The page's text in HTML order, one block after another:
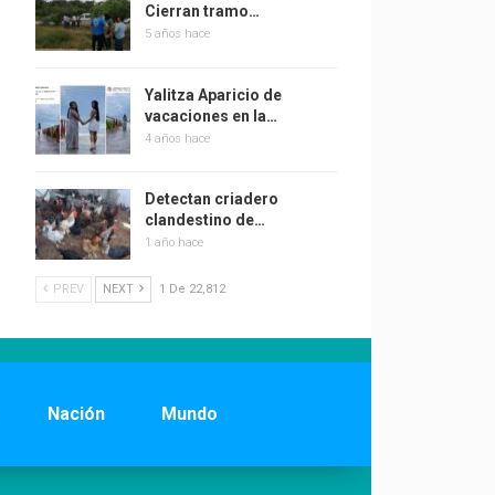
Cierran tramo…
5 años hace
Yalitza Aparicio de
vacaciones en la…
4 años hace
Detectan criadero
clandestino de…
1 año hace
PREV NEXT 1 De 22,812
Nación Mundo